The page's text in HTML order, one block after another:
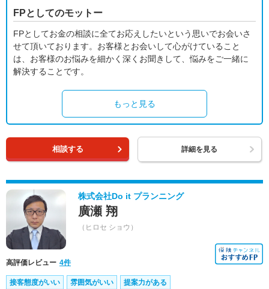
FPとしてのモットー
FPとしてお金の相談に全てお応えしたいという思いでお会いさ
せて頂いております。お客様とお会いして心がけていること
は、お客様のお悩みを細かく深くお聞きして、悩みをご一緒に
解決することです。
もっと見る
相談する 詳細を見る
株式会社Do it プランニング
廣瀬 翔
（ヒロセ ショウ）
高評価レビュー 4件
接客態度がいい 雰囲気がいい 提案力がある